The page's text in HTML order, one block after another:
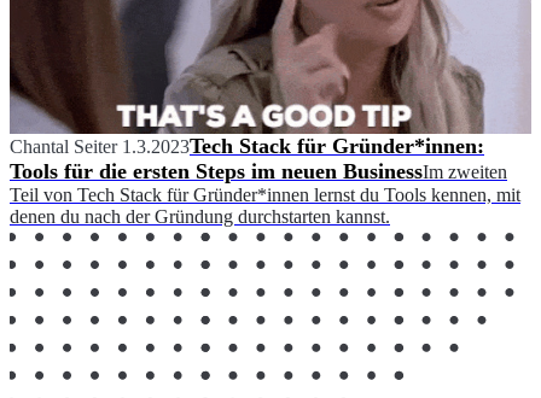
Chantal Seiter 1.3.2023Tech Stack für Gründer*innen:
Tools für die ersten Steps im neuen BusinessIm zweiten
Teil von Tech Stack für Gründer*innen lernst du Tools kennen, mit
denen du nach der Gründung durchstarten kannst.